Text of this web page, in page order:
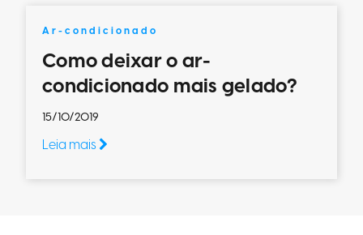
Ar-condicionado
Como deixar o ar-
condicionado mais gelado?
15/10/2019
Leia mais